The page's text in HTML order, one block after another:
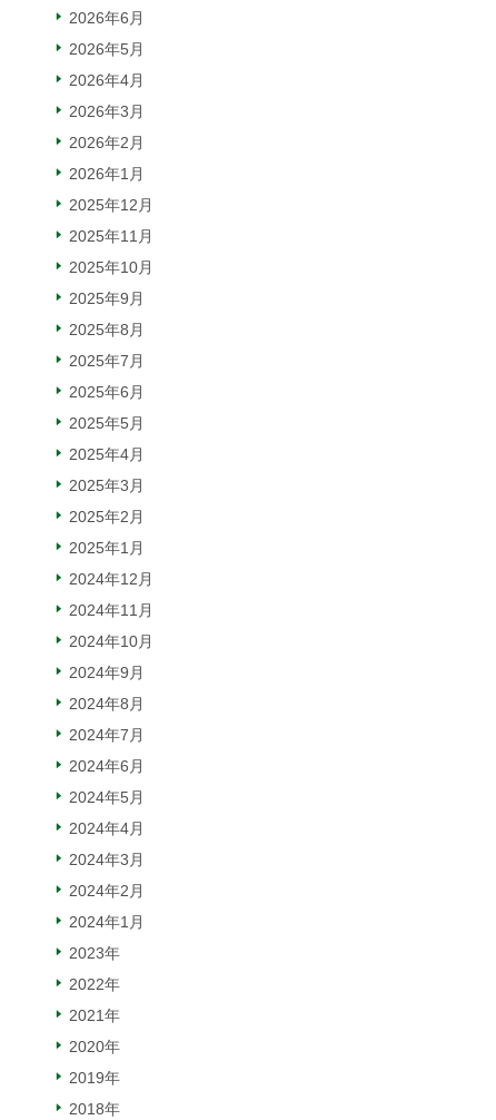
2026年6月
2026年5月
2026年4月
2026年3月
2026年2月
2026年1月
2025年12月
2025年11月
2025年10月
2025年9月
2025年8月
2025年7月
2025年6月
2025年5月
2025年4月
2025年3月
2025年2月
2025年1月
2024年12月
2024年11月
2024年10月
2024年9月
2024年8月
2024年7月
2024年6月
2024年5月
2024年4月
2024年3月
2024年2月
2024年1月
2023年
2022年
2021年
2020年
2019年
2018年